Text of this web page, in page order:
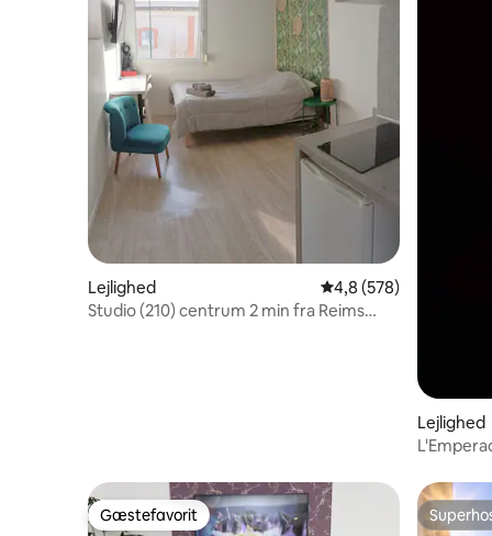
Lejlighed 4,8 ud af 5 i
4,8 (578)
Studio (210) centrum 2 min fra Reims
Lejlighed
Gæstefavorit
Gæstefavorit